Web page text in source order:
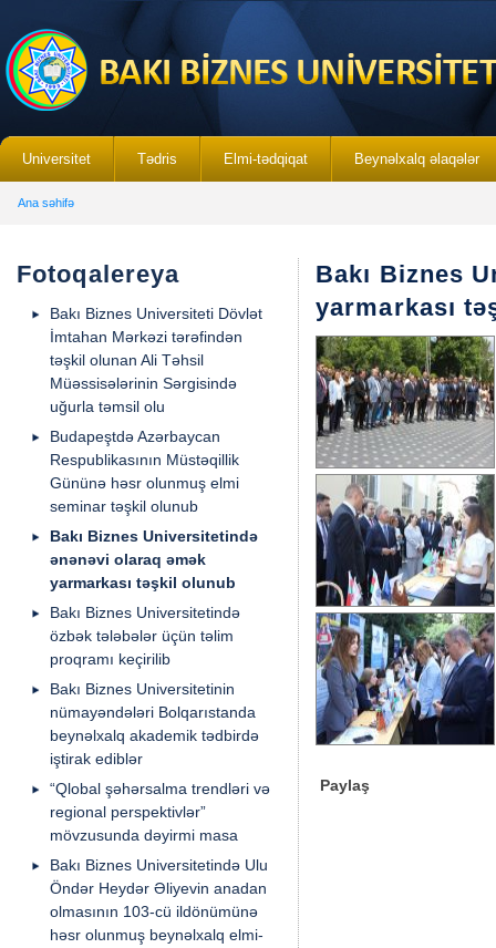
Universitet Tədris Elmi-tədqiqat Beynəlxalq əlaqələr
Ana səhifə
Fotoqalereya
Bakı Biznes Universiteti Dövlət
İmtahan Mərkəzi tərəfindən
təşkil olunan Ali Təhsil
Müəssisələrinin Sərgisində
uğurla təmsil olu
Budapeştdə Azərbaycan
Respublikasının Müstəqillik
Gününə həsr olunmuş elmi
seminar təşkil olunub
Bakı Biznes Universitetində
ənənəvi olaraq əmək
yarmarkası təşkil olunub
Bakı Biznes Universitetində
özbək tələbələr üçün təlim
proqramı keçirilib
Bakı Biznes Universitetinin
nümayəndələri Bolqarıstanda
beynəlxalq akademik tədbirdə
iştirak ediblər
“Qlobal şəhərsalma trendləri və
regional perspektivlər”
mövzusunda dəyirmi masa
Bakı Biznes Universitetində Ulu
Öndər Heydər Əliyevin anadan
olmasının 103-cü ildönümünə
həsr olunmuş beynəlxalq elmi-
Bakı Biznes
yarmarkası
Paylaş